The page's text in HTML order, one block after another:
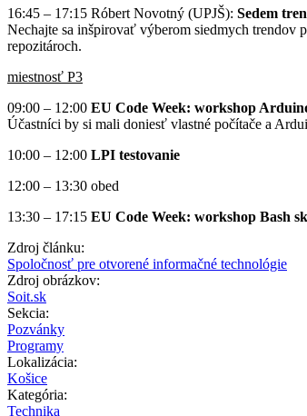
16:45 – 17:15 Róbert Novotný (UPJŠ): Sedem
Nechajte sa inšpirovať výberom siedmych trendov
repozitároch.
miestnosť P3
09:00 – 12:00 EU Code Week: workshop
Účastníci by si mali doniesť vlastné počítače a
10:00 – 12:00 LPI testovanie
12:00 – 13:30 obed
13:30 – 17:15 EU Code Week: workshop Bash
Zdroj článku:
Spoločnosť pre otvorené informačné technológie
Zdroj obrázkov:
Soit.sk
Sekcia:
Pozvánky
Programy
Lokalizácia:
Košice
Kategória:
Technika